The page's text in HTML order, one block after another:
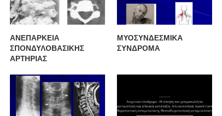
ΑΝΕΠΑΡΚΕΙΑ
ΣΠΟΝΔΥΛΟΒΑΣΙΚΗΣ
ΑΡΤΗΡΙΑΣ
ΜΥΟΣΥΝΔΕΣΜΙΚΑ
ΣΥΝΔΡΟΜΑ